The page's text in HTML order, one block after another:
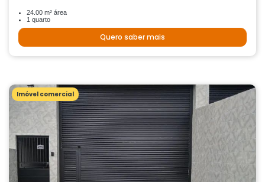
24.00 m² área
1 quarto
Quero saber mais
Imóvel comercial